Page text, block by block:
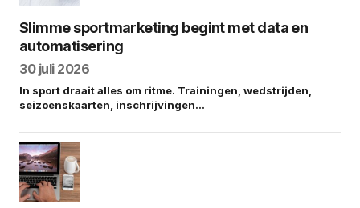
Slimme sportmarketing begint met data en
automatisering
30 juli 2026
In sport draait alles om ritme. Trainingen, wedstrijden,
seizoenskaarten, inschrijvingen…